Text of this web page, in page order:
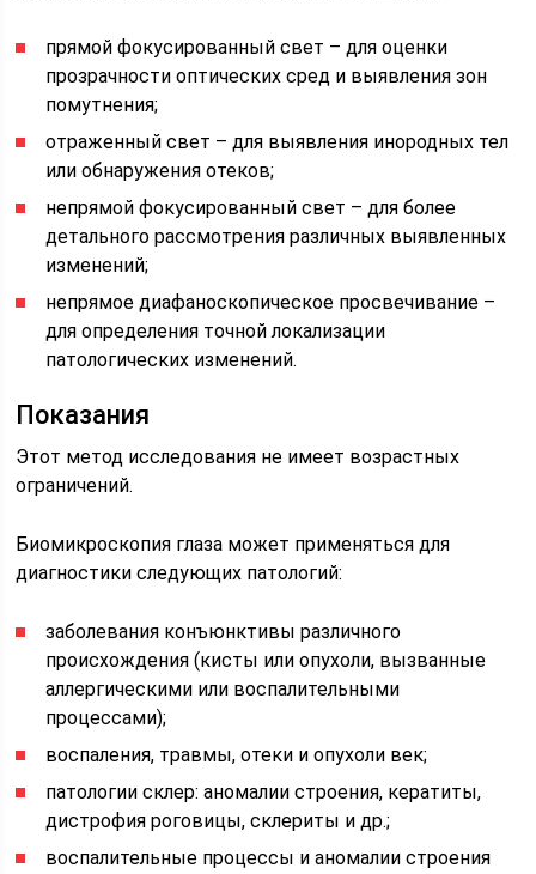
прямой фокусированный свет – для оценки
прозрачности оптических сред и выявления зон
помутнения;
отраженный свет – для выявления инородных тел
или обнаружения отеков;
непрямой фокусированный свет – для более
детального рассмотрения различных выявленных
изменений;
непрямое диафаноскопическое просвечивание –
для определения точной локализации
патологических изменений.
Показания
Этот метод исследования не имеет возрастных
ограничений.
Биомикроскопия глаза может применяться для
диагностики следующих патологий:
заболевания конъюнктивы различного
происхождения (кисты или опухоли, вызванные
аллергическими или воспалительными
процессами);
воспаления, травмы, отеки и опухоли век;
патологии склер: аномалии строения, кератиты,
дистрофия роговицы, склериты и др.;
воспалительные процессы и аномалии строения